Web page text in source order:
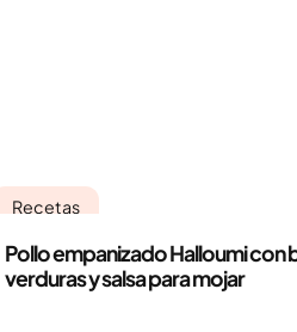
Recetas
Pollo empanizado Halloumi con
verduras y salsa para mojar